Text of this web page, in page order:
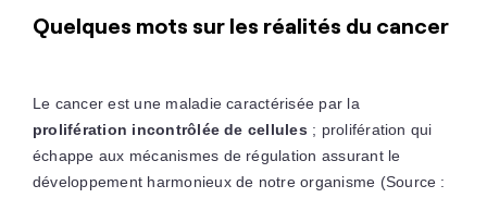
Quelques mots sur les réalités du cancer
Le cancer est une maladie caractérisée par la
prolifération incontrôlée de cellules ; prolifération qui
échappe aux mécanismes de régulation assurant le
développement harmonieux de notre organisme (Source :